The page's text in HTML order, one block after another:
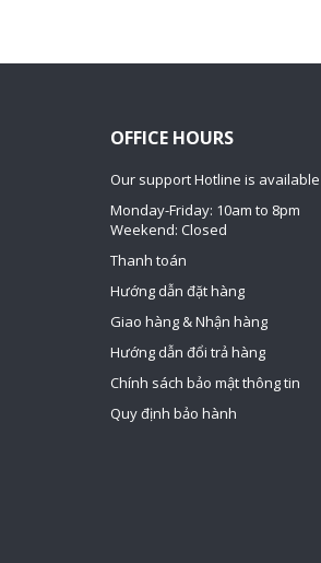
OFFICE HOURS
Our support Hotline is
Monday-Friday: 10am to 8pm
Weekend: Closed
Thanh toán
Hướng dẫn đặt hàng
Giao hàng & Nhận hàng
Hướng dẫn đổi trả hàng
Chính sách bảo mật thông tin
Quy định bảo hành